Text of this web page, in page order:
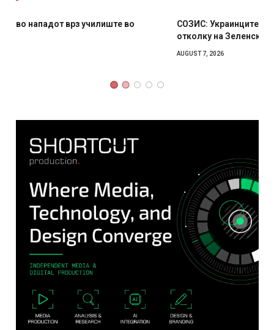
СОЗИС: Украинците повеќе им веруваат на генералите